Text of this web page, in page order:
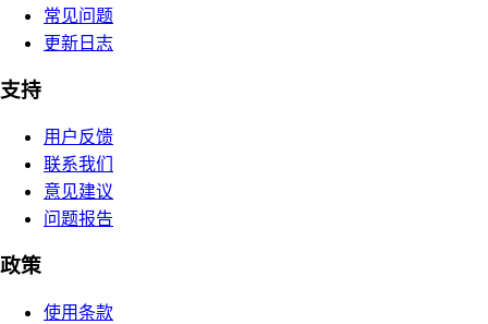
常见问题
更新日志
支持
用户反馈
联系我们
意见建议
问题报告
政策
使用条款